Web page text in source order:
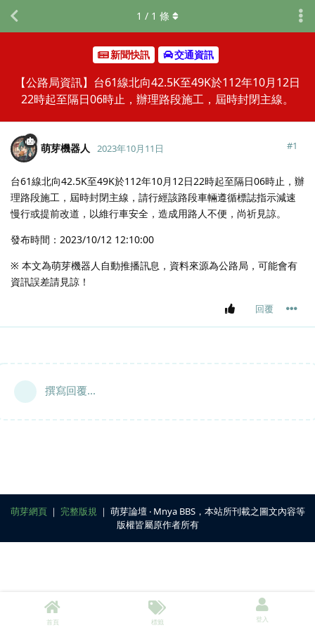
新聞快訊 交通資訊
【公路局資訊】台61線北向42.5K至49K於112年10月12日
22時起至隔日06時止，辦理路段施工，屆時封閉主線。
1 / 1 條
萌芽機器人 2023年10月11日 #1
台61線北向42.5K至49K於112年10月12日22時起至隔日06時止，辦
理路段施工，屆時封閉主線，請行經該路段車輛遵循標誌指示減速
慢行或提前改道，以維行車安全，造成用路人不便，尚祈見諒。
發布時間：2023/10/12 12:10:00
※ 本文為萌芽機器人自動推播訊息，資料來源為公路局，可能會有
資訊誤差請見諒！
回覆
撰寫回覆...
萌芽網頁｜ 完整版規 ｜ 萌芽論壇 ‧ Mnya BBS，本站所刊載之圖文內容等
版權皆屬原作者所有
首頁 標籤 登入